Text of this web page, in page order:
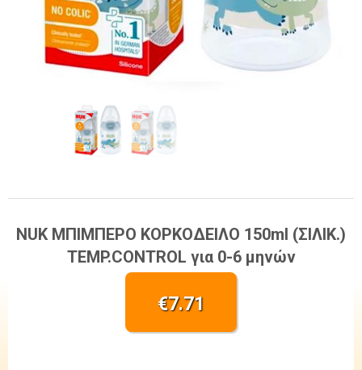
NUK ΜΠΙΜΠΕΡΟ ΚΟΡΚΟΔΕΙΛΟ 150ml (ΣΙΛΙΚ.)
TEMP.CONTROL για 0-6 μηνών
€7.71